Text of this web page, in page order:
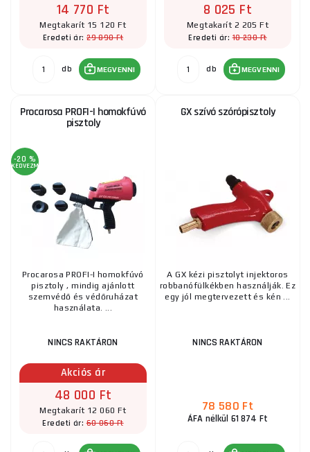
14 770 Ft
Megtakarít 15 120 Ft
Eredeti ár:29 890 Ft
db MEGVENNI
8 025 Ft
Megtakarít 2 205 Ft
Eredeti ár:10 230 Ft
db MEGVENNI
Procarosa PROFI-I homokfúvó
pisztoly
-20 %
KEDVEZMÉNY
Procarosa PROFI-I homokfúvó
pisztoly , mindig ajánlott
szemvédő és védőruházat
használata. ...
NINCS RAKTÁRON
Akciós ár
48 000 Ft
Megtakarít 12 060 Ft
Eredeti ár:60 060 Ft
GX szívó szórópisztoly
A GX kézi pisztolyt injektoros
robbanófülkékben használják. Ez
egy jól megtervezett és kén ...
NINCS RAKTÁRON
78 580 Ft
ÁFA nélkül 61 874 Ft